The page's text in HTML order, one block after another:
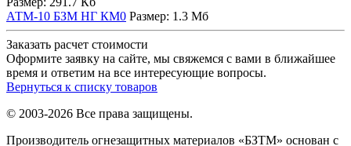
АТМ-10 БЗМ НГ КМ0 Размер: 1.3 Мб
Заказать расчет стоимости
Оформите заявку на сайте, мы свяжемся с вами в ближайшее
время и ответим на все интересующие вопросы.
Вернуться к списку товаров
© 2003-2026 Все права защищены.
Производитель огнезащитных материалов «БЗТМ» основан с